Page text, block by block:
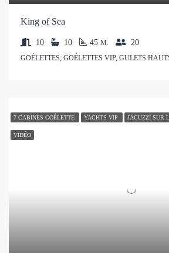
King of Sea
10 10 45 M. 20
GOÉLETTES, GOÉLETTES VIP, GULETS
7 CABINES GOÉLETTE YACHTS VIP JACUZZI SUR
VIDÉO